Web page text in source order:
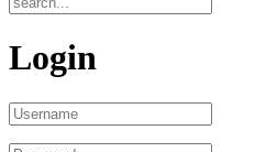
Login